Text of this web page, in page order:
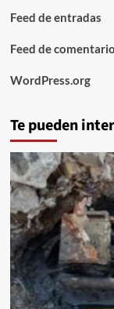
Feed de entradas
Feed de
WordPress.org
Te pueden